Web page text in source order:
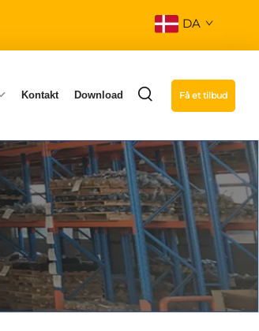
DA
Kontakt Download Få et tilbud